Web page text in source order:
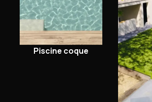
Piscine coque